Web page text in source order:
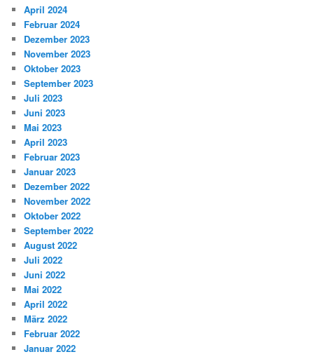
April 2024
Februar 2024
Dezember 2023
November 2023
Oktober 2023
September 2023
Juli 2023
Juni 2023
Mai 2023
April 2023
Februar 2023
Januar 2023
Dezember 2022
November 2022
Oktober 2022
September 2022
August 2022
Juli 2022
Juni 2022
Mai 2022
April 2022
März 2022
Februar 2022
Januar 2022